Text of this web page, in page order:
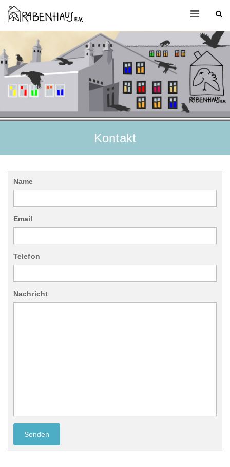
Kontakt
Name
Email
Telefon
Nachricht
Senden